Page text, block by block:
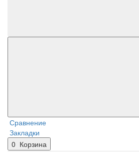
Сравнение
Закладки
0 Корзина